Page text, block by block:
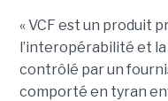
« VCF est un produit
l’interopérabilité et
contrôlé par un
comporté en tyran